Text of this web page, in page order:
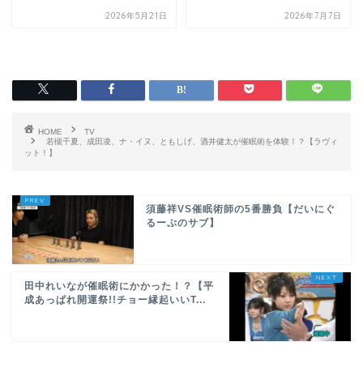
2026年5月21日 2026年7月7日
HOME
TV
若槻千夏、成田凌、ナ・イヌ、ともしげ、酒井健太が催眠術を体験！？【ラヴィ
ット！】
須藤祥VS催眠術師の5番勝負【だいにぐ
るーぷのサブ】
田中れいなが催眠術にかかった！？【平
成あっぱれ開運祭!!チョー縁起いいT...